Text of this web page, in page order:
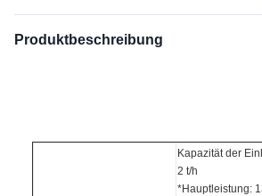
Produktbeschreibung
Kapazität der
2 t/h
*Hauptleistung: